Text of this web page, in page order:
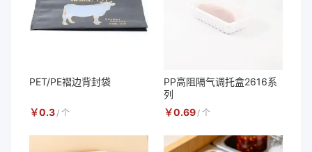
PET/PE褶边背封袋
￥0.3 / 个
PP高阻隔气调托盒2616系
列
￥0.69 / 个